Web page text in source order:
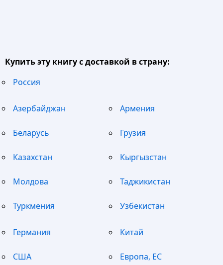
Купить эту книгу с доставкой в страну:
Россия
Азербайджан Армения
Беларусь Грузия
Казахстан Кыргызстан
Молдова Таджикистан
Туркмения Узбекистан
Германия Китай
США Европа, ЕС